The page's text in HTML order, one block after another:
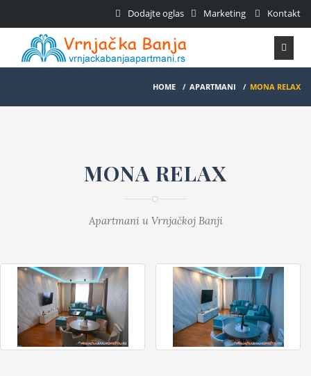
Dodajte oglas Marketing Kontakt
HOME / APARTMANI / MONA RELAX
MONA RELAX
Apartmani u Vrnjačkoj Banji